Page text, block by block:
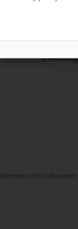
und Süßwaren